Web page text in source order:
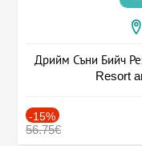
Дрийм Съни Бийч
Resort
-15%
56.75€